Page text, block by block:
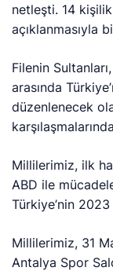
netleşti. 14
açıklanmasıyla
Filenin
arasında
düzenlenecek
Millilerimiz, ilk
ABD ile
Türkiye’nin 2023
Millilerimiz, 31
Antalya Spor